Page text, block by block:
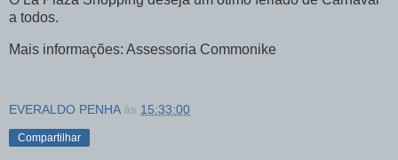
a todos.
Mais informações: Assessoria Commonike
EVERALDO PENHA às 15:33:00
Compartilhar